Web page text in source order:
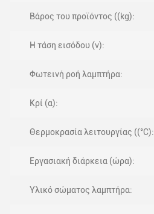
Βάρος του προϊόντος ((kg):
Η τάση εισόδου (v):
Φωτεινή ροή λαμπτήρα:
Κρί (α):
Θερμοκρασία λειτουργίας ((°C):
Εργασιακή διάρκεια (ώρα):
Υλικό σώματος λαμπτήρα: